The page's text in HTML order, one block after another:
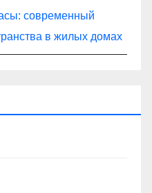
современный
в жилых домах